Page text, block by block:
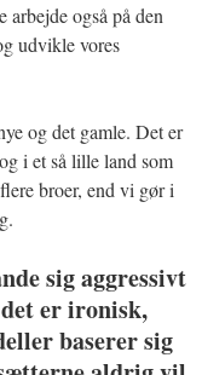
også på den
udvikle vores
og det gamle. Det er
i et så lille land som
broer, end vi gør i
sig aggressivt
er ironisk,
baserer sig